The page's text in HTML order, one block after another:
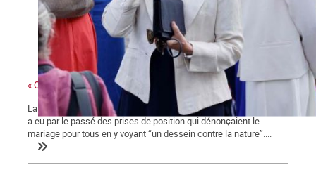
« Ces gens-là »
La ministre des collectivités territoriales, issue des Républicains,
a eu par le passé des prises de position qui dénonçaient le
mariage pour tous en y voyant “un dessein contre la nature”....